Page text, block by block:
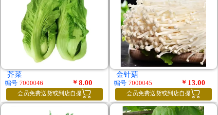
芥菜
编号 7000046 ￥ 8.00
会员免费送货或到店自提 
金针菇
编号 7000045 ￥ 13.00
会员免费送货或到店自提 